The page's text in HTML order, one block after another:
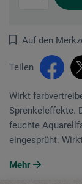
Auf den
Teilen
Wirkt
Sprenkel­effekte.
feuchte
eingesprüht.
Mehr